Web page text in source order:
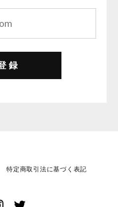
録
特定商取引法に基づく表記